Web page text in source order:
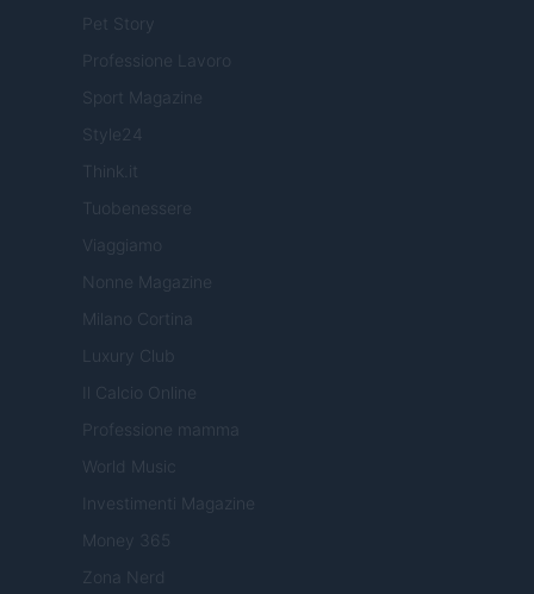
Pet Story
Professione Lavoro
Sport Magazine
Style24
Think.it
Tuobenessere
Viaggiamo
Nonne Magazine
Milano Cortina
Luxury Club
Il Calcio Online
Professione mamma
World Music
Investimenti Magazine
Money 365
Zona Nerd